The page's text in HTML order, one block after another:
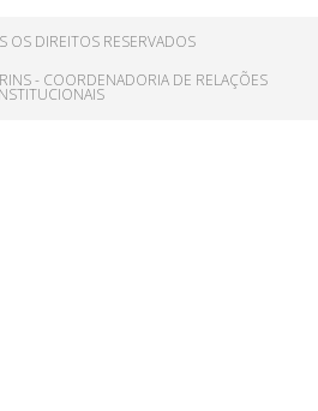
DIREITOS RESERVADOS
- COORDENADORIA DE RELAÇÕES